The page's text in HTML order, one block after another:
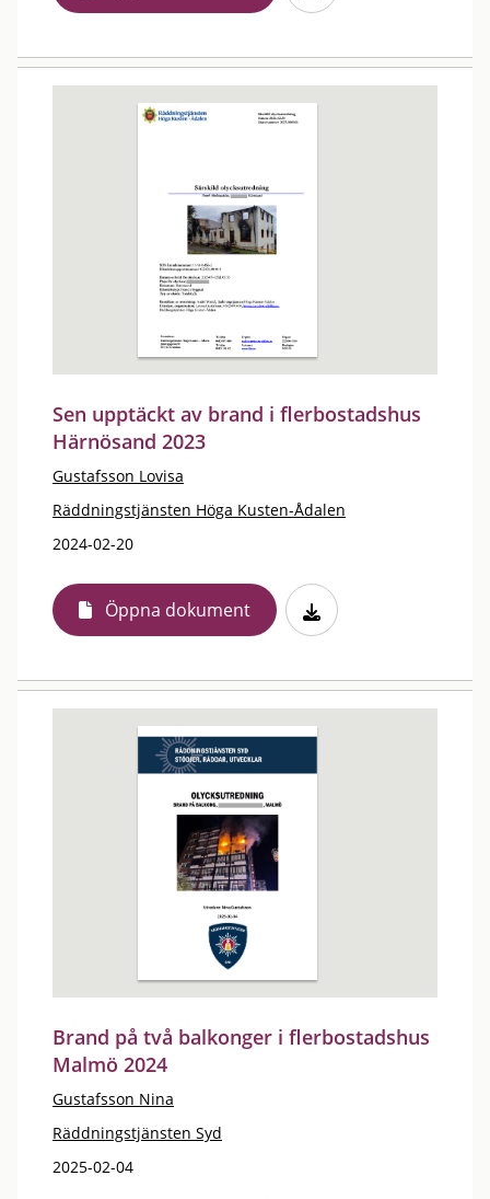
Sen upptäckt av brand i flerbostadshus
Härnösand 2023
Gustafsson Lovisa
Räddningstjänsten Höga Kusten-Ådalen
2024-02-20
Öppna dokument
Brand på två balkonger i flerbostadshus
Malmö 2024
Gustafsson Nina
Räddningstjänsten Syd
2025-02-04